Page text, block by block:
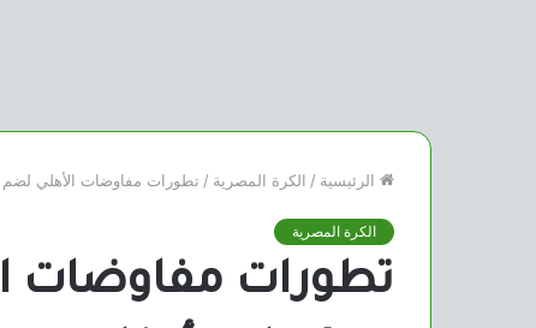
الرئيسية / الكرة المصرية / تطورات مفاوضات الأهلي لضم
الكرة المصرية
تطورات مفاوضات